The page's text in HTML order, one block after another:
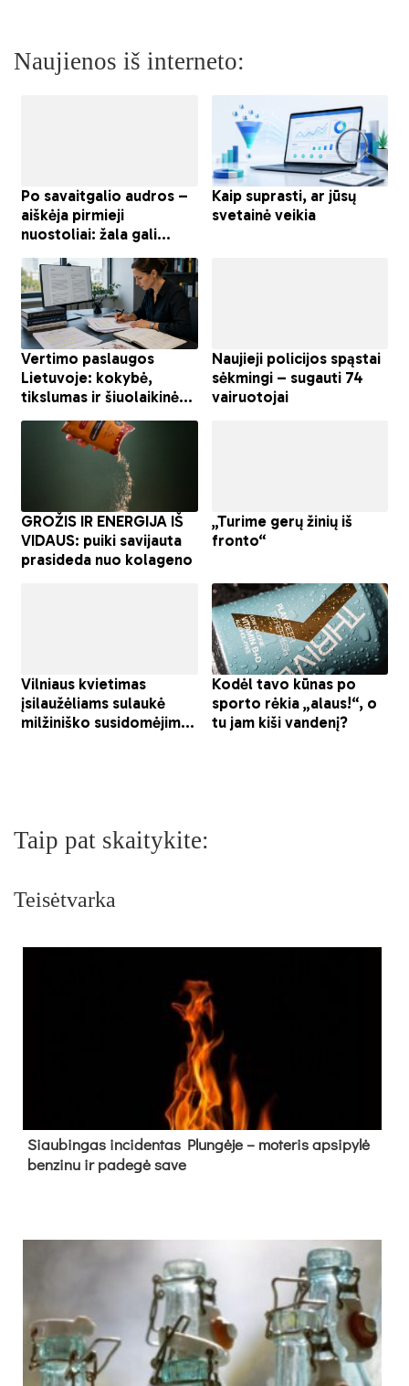
Naujienos iš interneto:
Taip pat skaitykite:
Teisėtvarka
Siau­bin­gas in­ci­den­tas Plun­gė­je – mo­te­ris ap­si­py­lė
ben­zi­nu ir pa­de­gė sa­ve